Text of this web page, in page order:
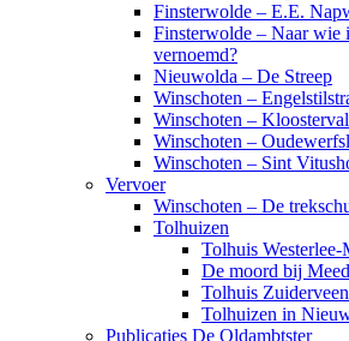
Finsterwolde – E.E.
Finsterwolde – Naar wie
vernoemd?
Nieuwolda – De Streep
Winschoten –
Winschoten –
Winschoten –
Winschoten – Sint
Vervoer
Winschoten – De
Tolhuizen
Tolhuis Westerlee-
De moord bij
Tolhuis
Tolhuizen in
Publicaties De Oldambtster